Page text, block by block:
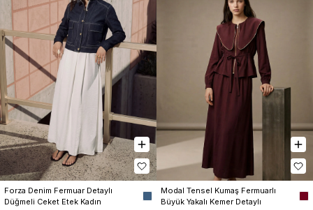
Forza Denim Fermuar Detaylı
Düğmeli Ceket Etek Kadın
Modal Tensel Kumaş Fermuarlı
Büyük Yakalı Kemer Detaylı